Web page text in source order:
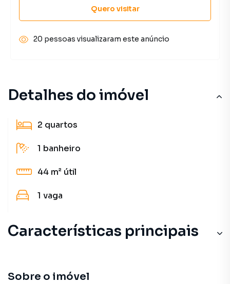
Detalhes do imóvel
2 quartos
1 banheiro
44 m² útil
1 vaga
Características principais
Sobre o imóvel
Quero visitar
20 pessoas visualizaram este anúncio